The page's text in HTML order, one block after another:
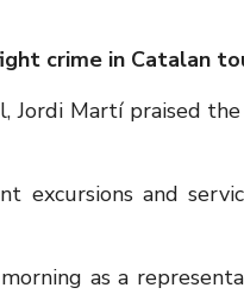
crime in Catalan
Jordi Martí praised
and
as a